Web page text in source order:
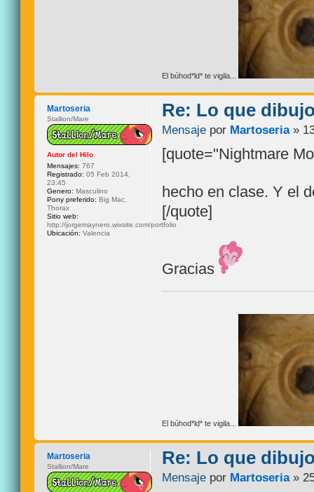
El búhod*ld* te vigila...
Re: Lo que
Mensaje por Martoseria»
[quote="Nightmare
hecho en clase. Y el
[/quote]
Gracias
El búhod*ld* te vigila...
Martoseria
Stallion/Mare
Autor del Hilo
Mensajes: 767
Registrado: 05 Feb 2014,
23:45
Genero: Masculino
Pony preferido: Big Mac,
Thorax
Sitio web:
http://jorgemaynero.wixsite.com/portfolio
Ubicación: Valencia
Re: Lo que
Mensaje por Martoseria»
Martoseria
Stallion/Mare